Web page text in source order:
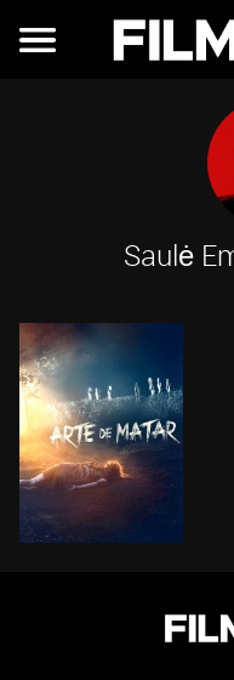
Saulė